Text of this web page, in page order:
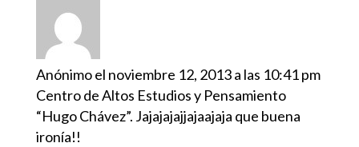
Anónimoel noviembre 12, 2013 a las 10:41 pm
Centro de Altos Estudios y Pensamiento
“Hugo Chávez”. Jajajajajjajaajaja que buena
ironía!!